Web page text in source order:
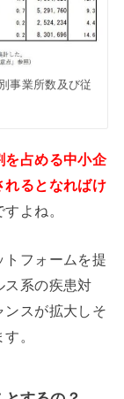
事業所数及び従
を占める中小企
れるとなればけ
すよね。
トフォームを提
ス系の疾患対
ンスが拡大しそ
。